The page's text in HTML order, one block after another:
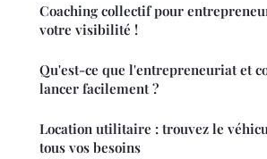
Coaching collectif pour
votre visibilité !
Qu'est-ce que l'entrepreneuriat et
lancer facilement ?
Location utilitaire : trouvez le
tous vos besoins